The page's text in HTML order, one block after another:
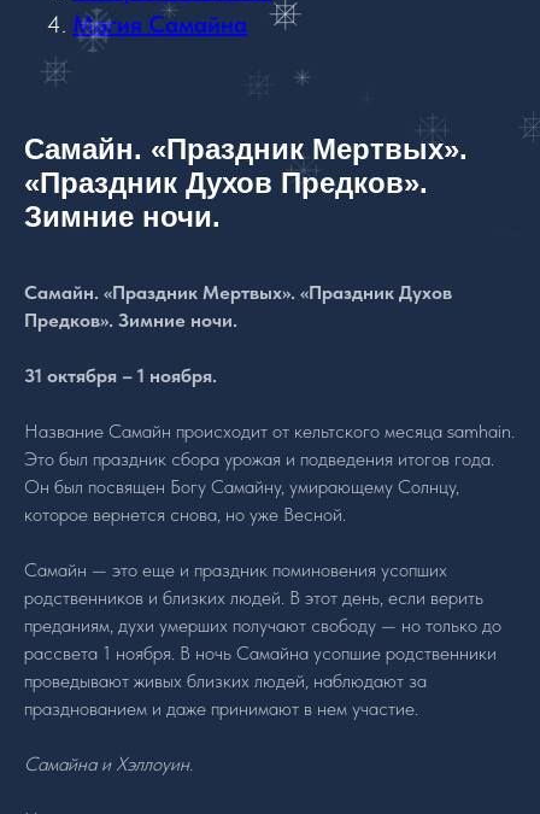
Магия Самайна
Самайн. «Праздник Мертвых».
«Праздник Духов Предков».
Зимние ночи.
Самайн. «Праздник Мертвых». «Праздник Духов
Предков». Зимние ночи.
31 октября – 1 ноября.
Название Самайн происходит от кельтского месяца samhain.
Это был праздник сбора урожая и подведения итогов года.
Он был посвящен Богу Самайну, умирающему Солнцу,
которое вернется снова, но уже Весной.
Самайн — это еще и праздник поминовения усопших
родственников и близких людей. В этот день, если верить
преданиям, духи умерших получают свободу — но только до
рассвета 1 ноября. В ночь Самайна усопшие родственники
проведывают живых близких людей, наблюдают за
празднованием и даже принимают в нем участие.
Самайна и Хэллоуин.